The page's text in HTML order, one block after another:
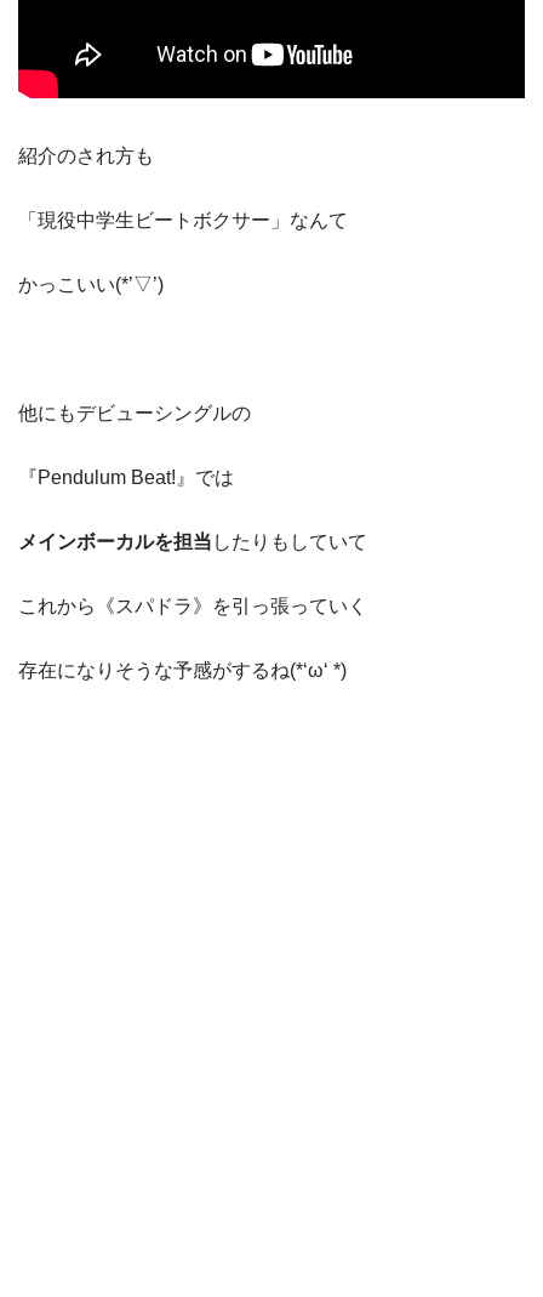
紹介のされ方も
「現役中学生ビートボクサー」なんて
かっこいい(*’▽’)
他にもデビューシングルの
『Pendulum Beat!』では
メインボーカルを担当 したりもしていて
これから《スパドラ》を引っ張っていく
存在になりそうな予感がするね(*‘ω‘ *)